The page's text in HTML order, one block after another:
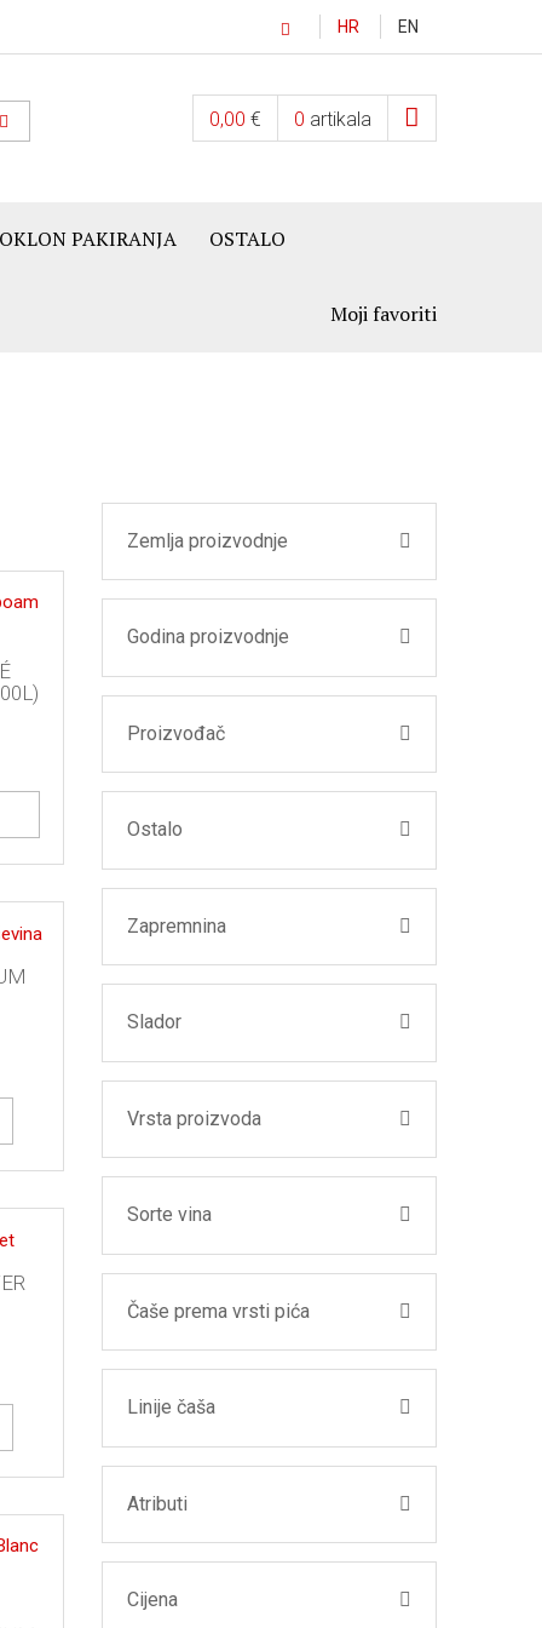
HR EN
0,00 € 0 artikala
PAKIRANJA OSTALO
Moji favoriti
Zemlja proizvodnje
Godina proizvodnje
Proizvođač
Ostalo
Zapremnina
Slador
Vrsta proizvoda
Sorte vina
Čaše prema vrsti pića
Linije čaša
Atributi
Cijena